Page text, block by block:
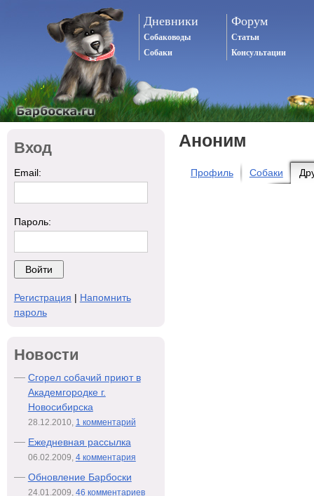
Дневники
Собаководы
Собаки
Форум
Статьи
Консультации
Аноним
Профиль Собаки
Вход
Email:
Пароль:
Регистрация | Напомнить
пароль
Новости
Сгорел собачий приют в
Академгородке г.
Новосибирска
28.12.2010, 1 комментарий
Ежедневная рассылка
06.02.2009, 4 комментария
Обновление Барбоски
24.01.2009, 46 комментариев